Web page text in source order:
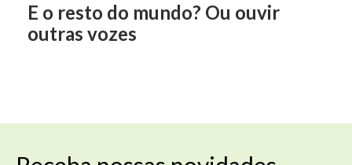
E o resto do mundo? Ou ouvir
outras vozes